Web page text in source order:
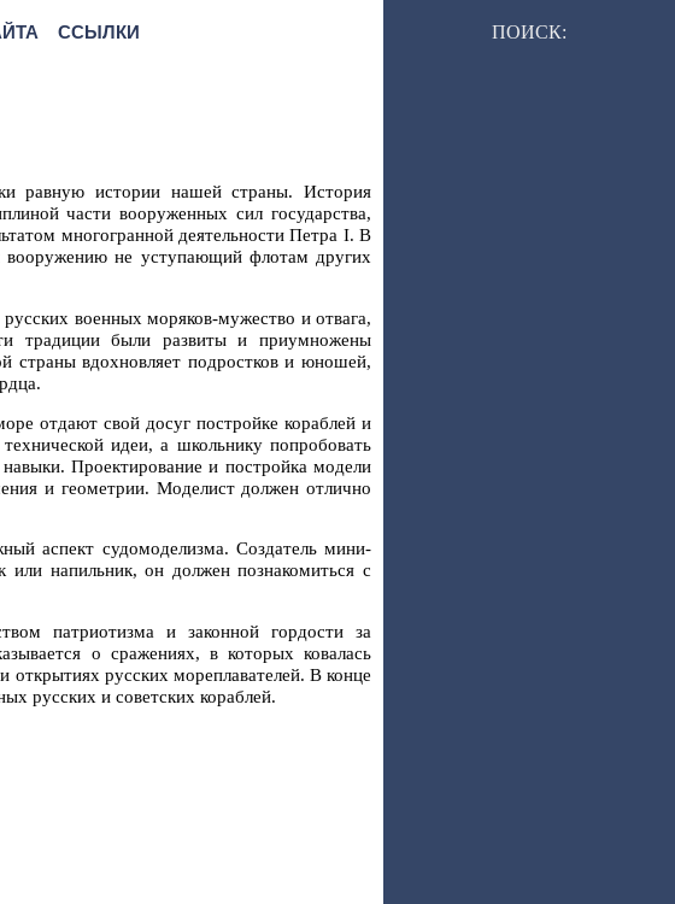
ССЫЛКИ
равную истории нашей страны. История
части вооруженных сил государства,
многогранной деятельности Петра I. В
не уступающий флотам других
военных моряков-мужество и отвага,
традиции были развиты и приумножены
страны вдохновляет подростков и юношей,
отдают свой досуг постройке кораблей и
идеи, а школьнику попробовать
Проектирование и постройка модели
и геометрии. Моделист должен отлично
аспект судомоделизма. Создатель мини-
или напильник, он должен познакомиться с
патриотизма и законной гордости за
о сражениях, в которых ковалась
открытиях русских мореплавателей. В конце
русских и советских кораблей.
ПОИСК: